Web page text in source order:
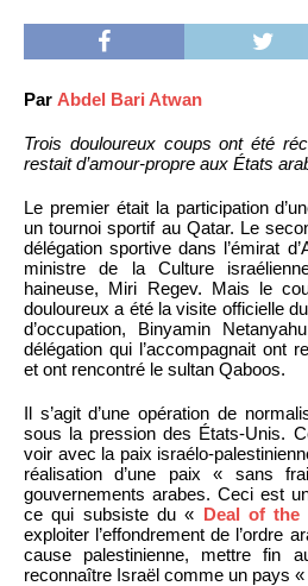
Par Abdel Bari Atwan
Trois douloureux coups ont été
restait d’amour-propre aux États
Le premier était la participation
un tournoi sportif au Qatar. Le
délégation sportive dans l’émirat
ministre de la Culture
haineuse, Miri Regev. Mais le
douloureux a été la visite officielle
d’occupation, Binyamin
délégation qui l’accompagnait ont
et ont rencontré le sultan Qaboos.
Il s’agit d’une opération de
sous la pression des États-Unis.
voir avec la paix israélo-
réalisation d’une paix « sans
gouvernements arabes. Ceci est
ce qui subsiste du « Deal of the
exploiter l’effondrement de l’ordre
cause palestinienne, mettre fin
reconnaître Israël comme un pays